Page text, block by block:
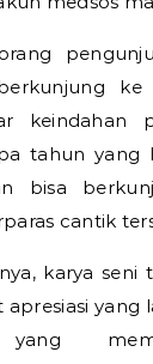
ke
keindahan
tahun yang
bisa
cantik
karya seni
yang
yang